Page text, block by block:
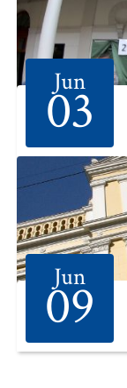
Jun
03
Jun
09